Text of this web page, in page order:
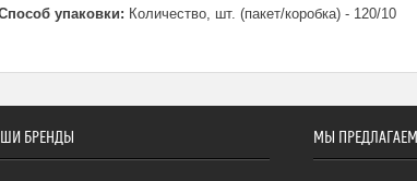
упаковки: Количество, шт. (пакет/коробка) - 120/10
БРЕНДЫ МЫ ПРЕДЛАГАЕМ